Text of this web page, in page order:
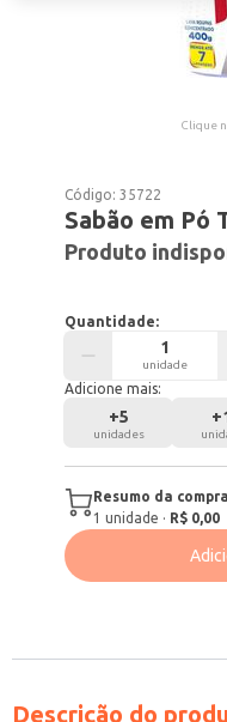
Clique
Código:35722
Sabão em Pó
Produto
Quantidade:
unidade
Adicione mais:
+5
unidades
+
Resumo da
1 unidade · R$ 0,00
Descrição do